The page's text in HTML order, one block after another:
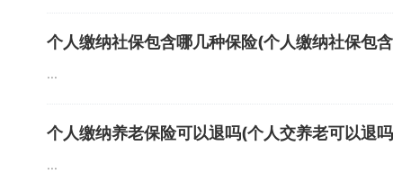
个人缴纳社保包含哪几种保险(个人缴纳社保包
...
个人缴纳养老保险可以退吗(个人交养老可以退
...